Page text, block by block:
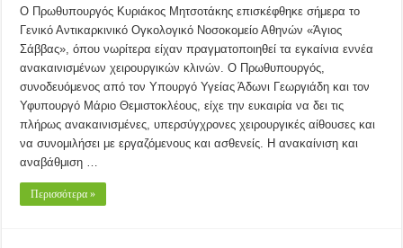
Ο Πρωθυπουργός Κυριάκος Μητσοτάκης επισκέφθηκε σήμερα το
Γενικό Αντικαρκινικό Ογκολογικό Νοσοκομείο Αθηνών «Άγιος
Σάββας», όπου νωρίτερα είχαν πραγματοποιηθεί τα εγκαίνια εννέα
ανακαινισμένων χειρουργικών κλινών. Ο Πρωθυπουργός,
συνοδευόμενος από τον Υπουργό Υγείας Άδωνι Γεωργιάδη και τον
Υφυπουργό Μάριο Θεμιστοκλέους, είχε την ευκαιρία να δει τις
πλήρως ανακαινισμένες, υπερσύγχρονες χειρουργικές αίθουσες και
να συνομιλήσει με εργαζόμενους και ασθενείς. Η ανακαίνιση και
αναβάθμιση …
Περισσότερα »